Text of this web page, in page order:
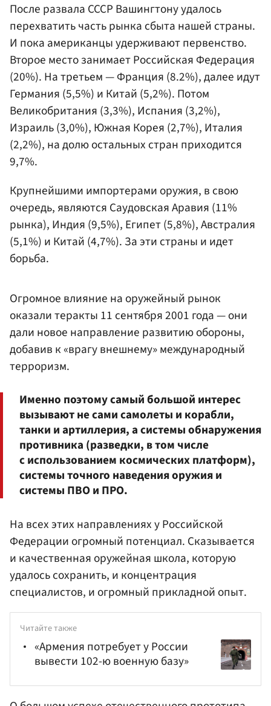
После развала СССР Вашингтону удалось
перехватить часть рынка сбыта нашей страны.
И пока американцы удерживают первенство.
Второе место занимает Российская Федерация
(20%). На третьем — Франция (8.2%), далее идут
Германия (5,5%) и Китай (5,2%). Потом
Великобритания (3,3%), Испания (3,2%),
Израиль (3,0%), Южная Корея (2,7%), Италия
(2,2%), на долю остальных стран приходится
9,7%.
Крупнейшими импортерами оружия, в свою
очередь, являются Саудовская Аравия (11%
рынка), Индия (9,5%), Египет (5,8%), Австралия
(5,1%) и Китай (4,7%). За эти страны и идет
борьба.
Огромное влияние на оружейный рынок
оказали теракты 11 сентября 2001 года — они
дали новое направление развитию обороны,
добавив к «врагу внешнему» международный
терроризм.
Именно поэтому самый большой интерес
вызывают не сами самолеты и корабли,
танки и артиллерия, а системы обнаружения
противника (разведки, в том числе
с использованием космических платформ),
системы точного наведения оружия и
системы ПВО и ПРО.
На всех этих направлениях у Российской
Федерации огромный потенциал. Сказывается
и качественная оружейная школа, которую
удалось сохранить, и концентрация
специалистов, и огромный прикладной опыт.
Читайте также
«Армения потребует у России
вывести 102-ю военную базу»